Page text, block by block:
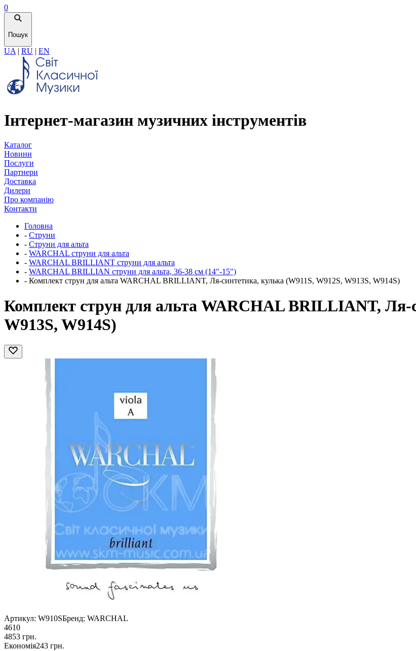
0
Пошук
UA | RU | EN
Інтернет-магазин музичних інструментів
Каталог
Новини
Послуги
Партнери
Доставка
Дилери
Про компанію
Контакти
Головна
- Струни
- Струни для альта
- WARCHAL струни для альта
- WARCHAL BRILLIANT струни для альта
- WARCHAL BRILLIAN струни для альта, 36-38 см (14"-15")
- Комплект струн для альта WARCHAL BRILLIANT, Ля-синтетика, кулька (W911S, W912S, W913S, W914S)
Комплект струн для альта WARCHAL BRILLIANT, Ля-
W913S, W914S)
Артикул: W910SБренд: WARCHAL
4610
4853 грн.
Економія243 грн.